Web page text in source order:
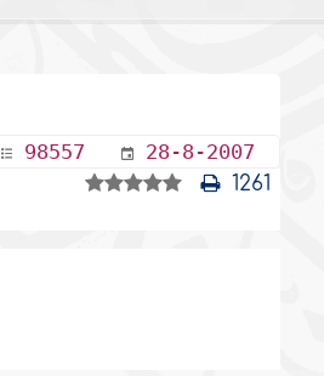
98557 28-8-2007
1261